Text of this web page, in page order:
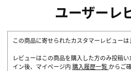
ユーザーレ
この商品に寄せられたカスタマーレビューは
レビューはこの商品を購入した方のみ投稿
イン後、マイページ内 購入履歴一覧 からご